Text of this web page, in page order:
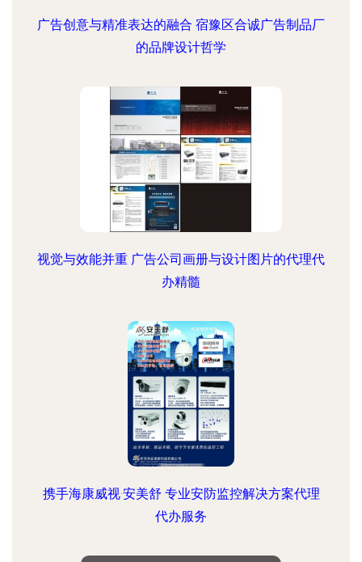
广告创意与精准表达的融合 宿豫区合诚广告制品厂
的品牌设计哲学
视觉与效能并重 广告公司画册与设计图片的代理代
办精髓
携手海康威视·安美舒 专业安防监控解决方案代理
代办服务